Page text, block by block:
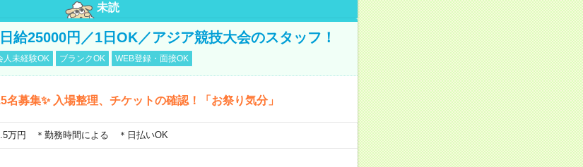
未読
給25000円／1日OK／アジア競技大会のスタッフ！
人未経験OK ブランクOK WEB登録・面接OK
名募集✨ 入場整理、チケットの確認！「お祭り気分」
万円 ＊勤務時間による ＊日払いOK